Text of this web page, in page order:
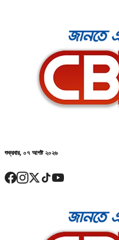
শুক্রবার, ০৭ আগষ্ট ২০২৬